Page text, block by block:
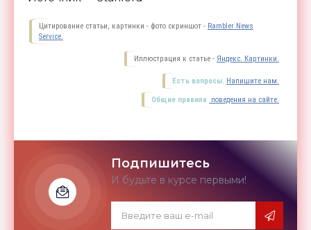
Цитирование статьи, картинки - фото скриншот - Rambler News
Service.
Иллюстрация к статье - Яндекс. Картинки.
Есть вопросы. Напишите нам.
Общие правила поведения на сайте.
Подпишитесь
И будьте в курсе первыми!